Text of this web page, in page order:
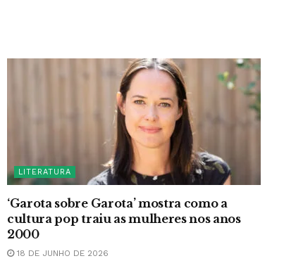
LITERATURA
‘Garota sobre Garota’ mostra como a
cultura pop traiu as mulheres nos anos
2000
18 DE JUNHO DE 2026